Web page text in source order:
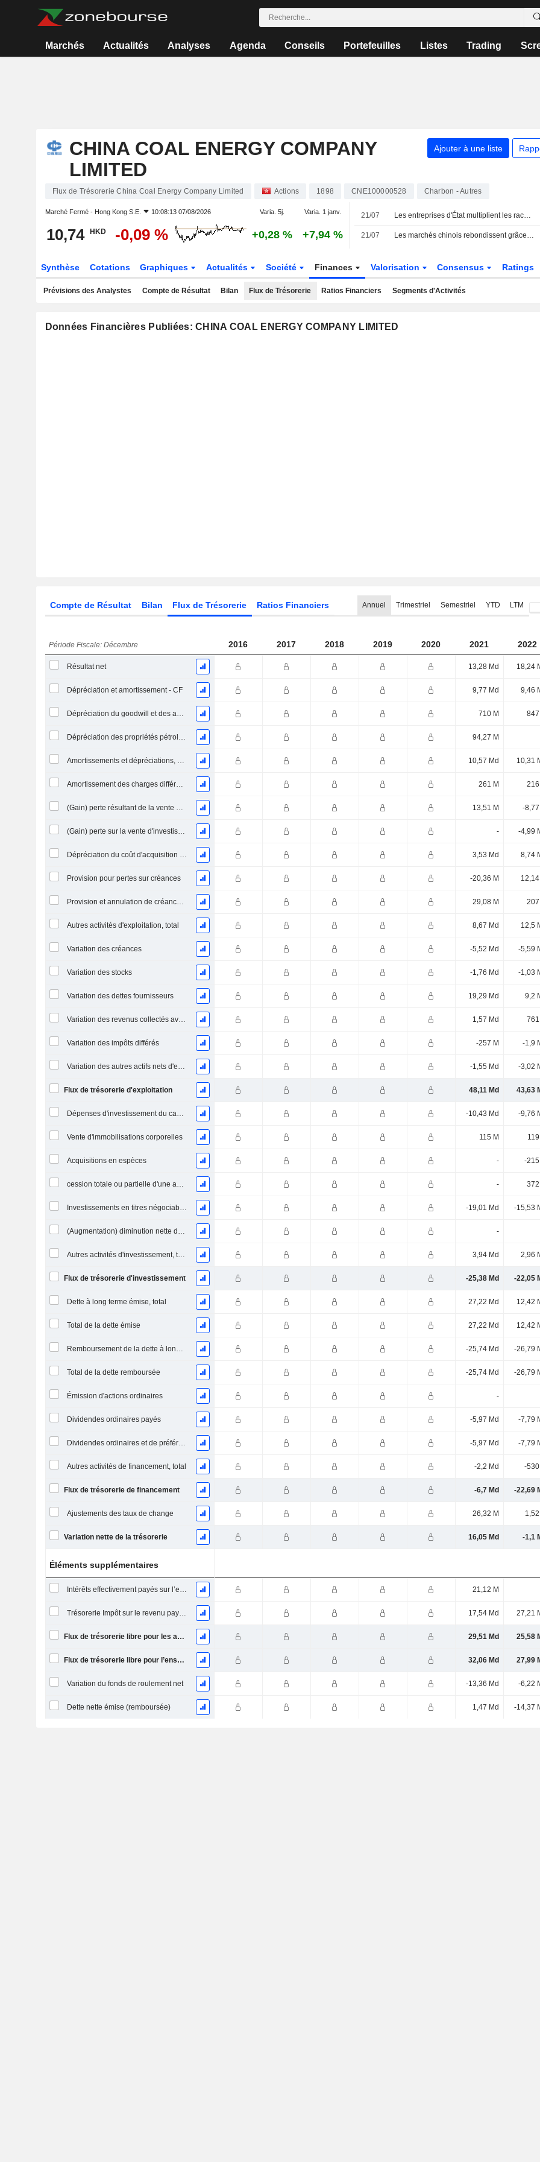
Marchés Actualités Analyses Agenda Conseils Portefeuilles Listes Trading
CHINA COAL ENERGY COMPANY
LIMITED
Ajouter à une liste
Flux de Trésorerie China Coal Energy Company Limited Actions 1898 CNE100000528 Charbon - Autres
Marché Fermé - Hong Kong S.E. 10:08:13 07/08/2026 Varia. 5j. Varia. 1 janv.
10,74 HKD -0,09 % +0,28 % +7,94 %
21/07 Les entreprises d'État multiplient les rachats d'actions et les promesses de dividendes pour soutenir la confiance des marchés
21/07 Les marchés chinois rebondissent grâce à l'action coordonnée des entreprises d'État
Synthèse Cotations Graphiques Actualités Société Finances Valorisation Consensus Ratings
Prévisions des Analystes Compte de Résultat Bilan Flux de Trésorerie Ratios Financiers Segments d'Activités
Données Financières Publiées: CHINA COAL ENERGY COMPANY LIMITED
Compte de Résultat Bilan Flux de Trésorerie Ratios Financiers Annuel Trimestriel Semestriel YTD LTM
Période Fiscale: Décembre 2016 2017 2018 2019 2020 2021 2022
Résultat net 13,28 Md 18,24
Dépréciation et amortissement - CF 9,77 Md 9,46
Dépréciation du goodwill et des actifs intangibles 710 M 847
Dépréciation des propriétés pétrolières, gazières et minérales - (CF) 94,27 M
Amortissements et dépréciations, Total 10,57 Md 10,31
Amortissement des charges différées, Total - (CF) 261 M 216
(Gain) perte résultant de la vente d'un actif 13,51 M -8,77
(Gain) perte sur la vente d'investissements - (CF) - -4,99
Dépréciation du coût d'acquisition d'actifs et dépenses de restructuration 3,53 Md 8,74
Provision pour pertes sur créances -20,36 M 12,14
Provision et annulation de créances irrécouvrables 29,08 M 207
Autres activités d'exploitation, total 8,67 Md 12,5
Variation des créances -5,52 Md -5,59
Variation des stocks -1,76 Md -1,03
Variation des dettes fournisseurs 19,29 Md 9,2
Variation des revenus collectés avant livraison 1,57 Md 761
Variation des impôts différés -257 M -1,9
Variation des autres actifs nets d'exploitation -1,55 Md -3,02
Flux de trésorerie d'exploitation 48,11 Md 43,63
Dépenses d'investissement du capital (CAPEX) -10,43 Md -9,76
Vente d'immobilisations corporelles 115 M
Acquisitions en espèces - -215
cession totale ou partielle d'une activité - 372
Investissements en titres négociables et en actions, total -19,01 Md -15,53
(Augmentation) diminution nette des prêts accordés / vendus - Investissements -
Autres activités d'investissement, total 3,94 Md 2,96
Flux de trésorerie d'investissement -25,38 Md -22,05
Dette à long terme émise, total 27,22 Md 12,42
Total de la dette émise 27,22 Md 12,42
Remboursement de la dette à long terme, total -25,74 Md -26,79
Total de la dette remboursée -25,74 Md -26,79
Émission d'actions ordinaires -
Dividendes ordinaires payés -5,97 Md -7,79
Dividendes ordinaires et de préférence payés -5,97 Md -7,79
Autres activités de financement, total -2,2 Md -530
Flux de trésorerie de financement -6,7 Md -22,69
Ajustements des taux de change 26,32 M 1,52
Variation nette de la trésorerie 16,05 Md -1,1
Éléments supplémentaires
Intérêts effectivement payés sur l’exercice 21,12 M
Trésorerie Impôt sur le revenu payé (remboursement)Impôt effectivement payé (remboursé) sur l’exercice 17,54 Md 27,21
Flux de trésorerie libre pour les actionnaires FCFE 29,51 Md 25,58
Flux de trésorerie libre pour l’ensemble des pourvoyeurs de fonds (créanciers et actionnaires) FCFF 32,06 Md 27,99
Variation du fonds de roulement net -13,36 Md -6,22
Dette nette émise (remboursée) 1,47 Md -14,37